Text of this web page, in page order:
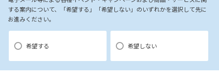
【3．推奨環境について】
1.当社の推奨するインターネット環境にてお申込みをお願いします。推奨
それに伴う連絡の不徹底については責任を負いかねますので、あらかじ
する案内について、「希望する」「希望しない」のいずれかを選択して先に
お進みください。
希望する 希望しない